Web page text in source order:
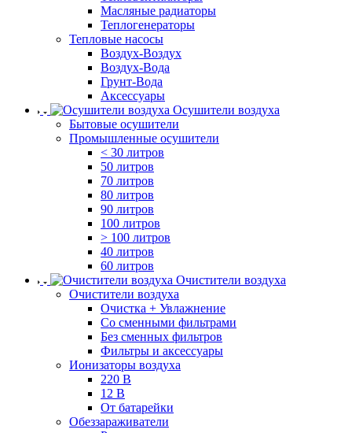
Масляные радиаторы
Теплогенераторы
Тепловые насосы
Воздух-Воздух
Воздух-Вода
Грунт-Вода
Аксессуары
Осушители воздуха
Бытовые осушители
Промышленные осушители
< 30 литров
50 литров
70 литров
80 литров
90 литров
100 литров
> 100 литров
40 литров
60 литров
Очистители воздуха
Очистители воздуха
Очистка + Увлажнение
Cо сменными фильтрами
Без сменных фильтров
Фильтры и аксессуары
Ионизаторы воздуха
220 В
12 В
От батарейки
Обеззараживатели